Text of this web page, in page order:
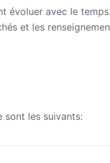
évoluer avec le
et les
sont les suivants: